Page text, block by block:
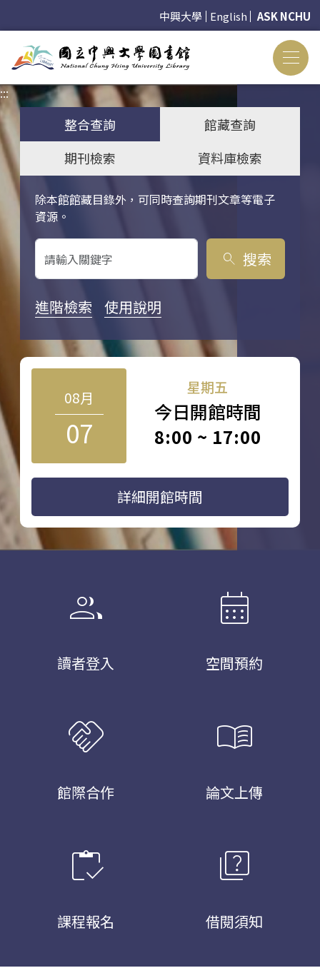
中興大學 English ASK NCHU
:::
整合查詢
館藏查詢
期刊檢索
資料庫檢索
除本館館藏目錄外，可同時查詢期刊文章等電子
資源。
關鍵字搜尋
search 搜索
進階檢索 使用說明
08月
07
星期五
今日開館時間
8:00 ~ 17:00
詳細開館時間
group
讀者登入
calendar_month
空間預約
handshake
館際合作
menu_book
論文上傳
inventory
課程報名
quiz
借閱須知